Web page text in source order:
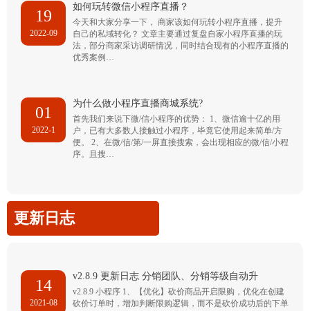
19
2022-09
如何玩转微信小程序直播？
今天和大家分享一下， 商家该如何玩转小程序直播，提升
自己的私域转化？ 文章主要通过复盘自家小程序直播的玩
法，部分商家采访调研情况，同时结合现有的小程序直播的
优秀案例…
01
2022-1
为什么做小程序直播商城系统?
首先我们来说下微/信小程序的优势： 1、微信逾十亿的用
户，已有大多数人接触过小程序，毕竟它使用起来简单/方
便。 2、在微/信/第/一屏直接搜索，会出现相应的微/信/小程
序。且搜…
更新日志
14
2021-08
v2.8.9 更新日志 分销团队、分销等级自动升
v2.8.9 小程序 1、【优化】砍价商品开启限购，优化在创建
砍价订单时，增加判断限购逻辑，而不是砍价成功后的下单